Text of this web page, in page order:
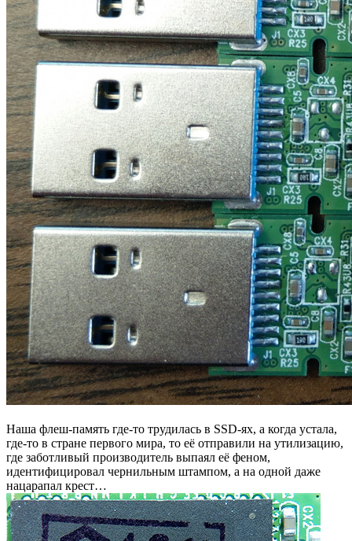
Наша флеш-память где-то трудилась в SSD-ях, а когда устала,
где-то в стране первого мира, то её отправили на утилизацию,
где заботливый производитель выпаял её феном,
идентифицировал чернильным штампом, а на одной даже
нацарапал крест…